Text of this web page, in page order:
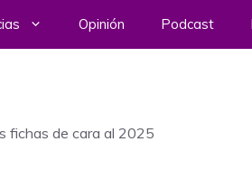
Opinión Podcast
fichas de cara al 2025